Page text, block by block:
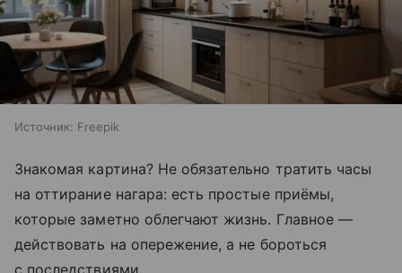
Источник: Freepik
Знакомая картина? Не обязательно тратить часы
на оттирание нагара: есть простые приёмы,
которые заметно облегчают жизнь. Главное —
действовать на опережение, а не бороться